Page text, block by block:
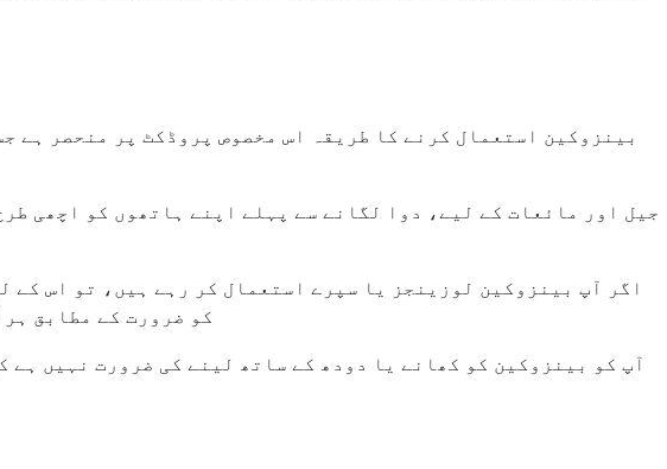
بینزوکین استعمال کرنے کا طریقہ اس مخصوص پروڈکٹ پر منحصر ہے
جیل اور مائعات کے لیے، دوا لگانے سے پہلے اپنے ہاتھوں کو اچھی
اگر آپ بینزوکین لوزینجز یا سپرے استعمال کر رہے ہیں، تو اس
کو ضرورت کے مطابق ہر 2 سے 4 گھنٹے بعد استعمال کیا جا سکتا ہے، لیکن تجویز کردہ روزانہ کی مقدار سے تجاوز نہ کریں۔
آپ کو بینزوکین کو کھانے یا دودھ کے ساتھ لینے کی ضرورت نہیں